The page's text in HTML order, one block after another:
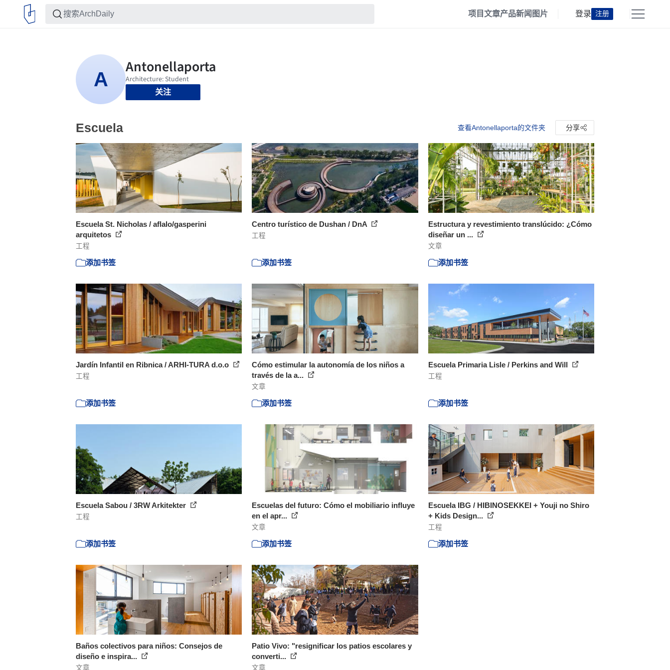
项目文章产品新闻 图片 登录 注册
关注
Escuela 查看Antonellaporta的文件夹 分享
Escuela St. Nicholas / aflalo/gasperini
arquitetos
工程
添加书签
Centro turístico de Dushan / DnA
工程
添加书签
Estructura y revestimiento translúcido: ¿Cómo
diseñar un ...
文章
添加书签
Jardín Infantil en Ribnica / ARHI-TURA d.o.o
工程
添加书签
Cómo estimular la autonomía de los niños a
través de la a...
文章
添加书签
Escuela Primaria Lisle / Perkins and Will
工程
添加书签
Escuela Sabou / 3RW Arkitekter
工程
添加书签
Escuelas del futuro: Cómo el mobiliario influye
en el apr...
文章
添加书签
Escuela IBG / HIBINOSEKKEI + Youji no Shiro
+ Kids Design...
工程
添加书签
Baños colectivos para niños: Consejos de
diseño e inspira...
文章
Patio Vivo: "resignificar los patios escolares y
converti...
文章